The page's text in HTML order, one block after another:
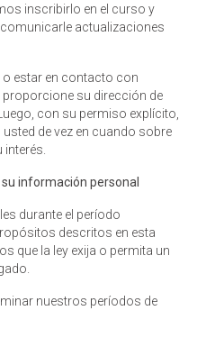
inscribirlo en el curso y
actualizaciones
estar en contacto con
su dirección de
con su permiso explícito,
de vez en cuando sobre
información personal
durante el período
descritos en esta
que la ley exija o permita un
nuestros períodos de